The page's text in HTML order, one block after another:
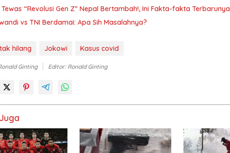
“Revolusi Gen Z” Nepal Bertambah!, Ini Fakta-fakta Terbarunya
vs TNI Berdamai: Apa Sih Masalahnya?
hilang Jokowi Kasus covid
Ginting Editor: Ronald Ginting